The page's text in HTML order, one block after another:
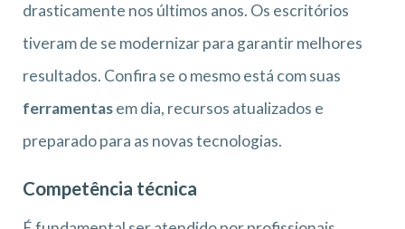
drasticamente nos últimos anos. Os escritórios
tiveram de se modernizar para garantir melhores
resultados. Confira se o mesmo está com suas
ferramentasem dia, recursos atualizados e
preparado para as novas tecnologias.
Competência técnica